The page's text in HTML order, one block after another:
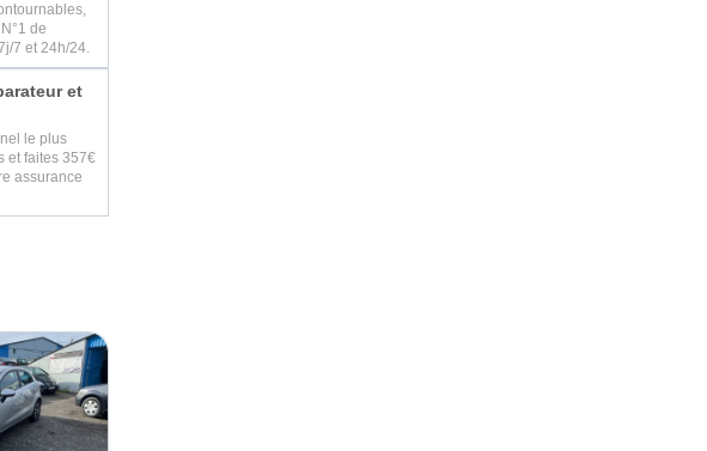
de
7 et 24h/24.
et
le plus
et faites 357€
assurance